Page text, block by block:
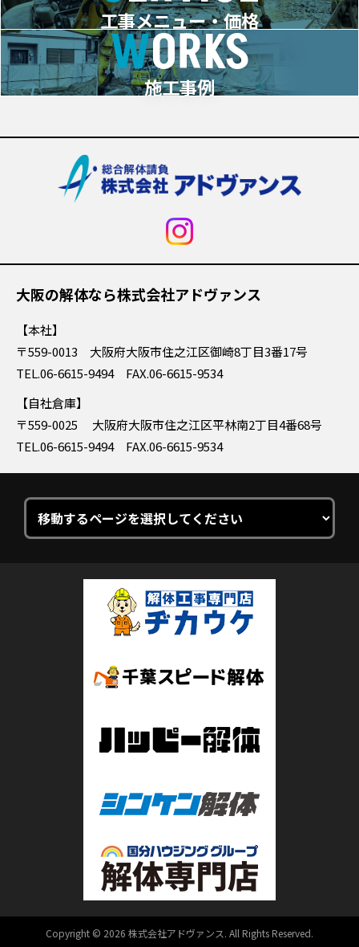
WORKS
施工事例
工事メニュー・価格
大阪の解体なら株式会社アドヴァンス
本社
〒559-0013 大阪府大阪市住之江区御崎8丁目3番17号
TEL.06-6615-9494 FAX.06-6615-9534
自社倉庫
〒559-0025 大阪府大阪市住之江区平林南2丁目4番68号
TEL.06-6615-9494 FAX.06-6615-9534
Copyright © 2026 株式会社アドヴァンス. All Rights Reserved.